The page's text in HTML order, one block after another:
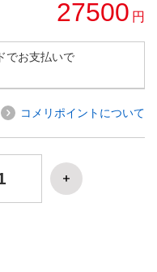
27500 円
でお支払いで
コメリポイントについて